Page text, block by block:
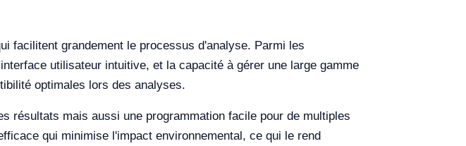
facilitent grandement le processus d'analyse. Parmi les
utilisateur intuitive, et la capacité à gérer une large gamme
optimales lors des analyses.
résultats mais aussi une programmation facile pour de multiples
qui minimise l'impact environnemental, ce qui le rend